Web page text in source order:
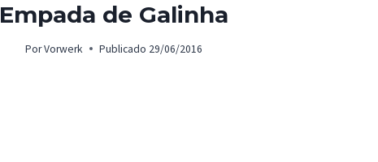
Empada de Galinha
Por Vorwerk Publicado 29/06/2016